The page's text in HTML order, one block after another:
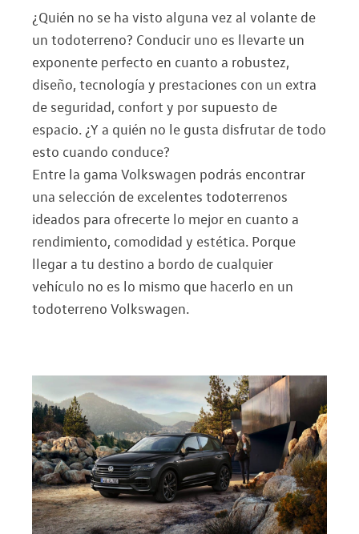
¿Quién no se ha visto alguna vez al volante de
un todoterreno? Conducir uno es llevarte un
exponente perfecto en cuanto a robustez,
diseño, tecnología y prestaciones con un extra
de seguridad, confort y por supuesto de
espacio. ¿Y a quién no le gusta disfrutar de todo
esto cuando conduce?
Entre la gama Volkswagen podrás encontrar
una selección de excelentes todoterrenos
ideados para ofrecerte lo mejor en cuanto a
rendimiento, comodidad y estética. Porque
llegar a tu destino a bordo de cualquier
vehículo no es lo mismo que hacerlo en un
todoterreno Volkswagen.